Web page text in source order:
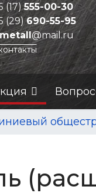
(17)555-00-30
(29)690-55-95
@mail.ru